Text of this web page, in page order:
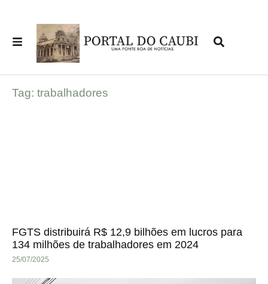
Tag: trabalhadores
FGTS distribuirá R$ 12,9 bilhões em lucros para
134 milhões de trabalhadores em 2024
25/07/2025